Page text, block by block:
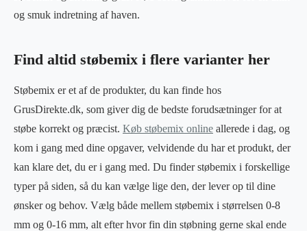
og smuk indretning af haven.
Find altid støbemix i flere varianter her
Støbemix er et af de produkter, du kan finde hos
GrusDirekte.dk, som giver dig de bedste forudsætninger for at
støbe korrekt og præcist. Køb støbemix online allerede i dag, og
kom i gang med dine opgaver, velvidende du har et produkt, der
kan klare det, du er i gang med. Du finder støbemix i forskellige
typer på siden, så du kan vælge lige den, der lever op til dine
ønsker og behov. Vælg både mellem støbemix i størrelsen 0-8
mm og 0-16 mm, alt efter hvor fin din støbning gerne skal ende